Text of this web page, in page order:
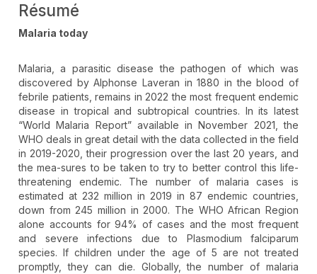
Résumé
Malaria today
Malaria, a parasitic disease the pathogen of which was
discovered by Alphonse Laveran in 1880 in the blood of
febrile patients, remains in 2022 the most frequent endemic
disease in tropical and subtropical countries. In its latest
“World Malaria Report” available in November 2021, the
WHO deals in great detail with the data collected in the field
in 2019-2020, their progression over the last 20 years, and
the mea-sures to be taken to try to better control this life-
threatening endemic. The number of malaria cases is
estimated at 232 million in 2019 in 87 endemic countries,
down from 245 million in 2000. The WHO African Region
alone accounts for 94% of cases and the most frequent
and severe infections due to Plasmodium falciparum
species. If children under the age of 5 are not treated
promptly, they can die. Globally, the number of malaria